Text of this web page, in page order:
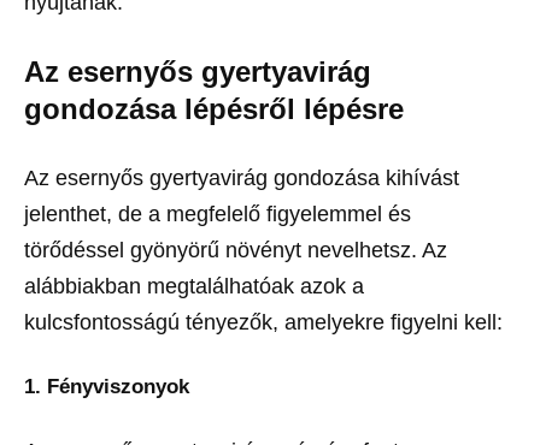
Az esernyős gyertyavirág
gondozása lépésről lépésre
Az esernyős gyertyavirág gondozása kihívást
jelenthet, de a megfelelő figyelemmel és
törődéssel gyönyörű növényt nevelhetsz. Az
alábbiakban megtalálhatóak azok a
kulcsfontosságú tényezők, amelyekre figyelni kell:
1. Fényviszonyok